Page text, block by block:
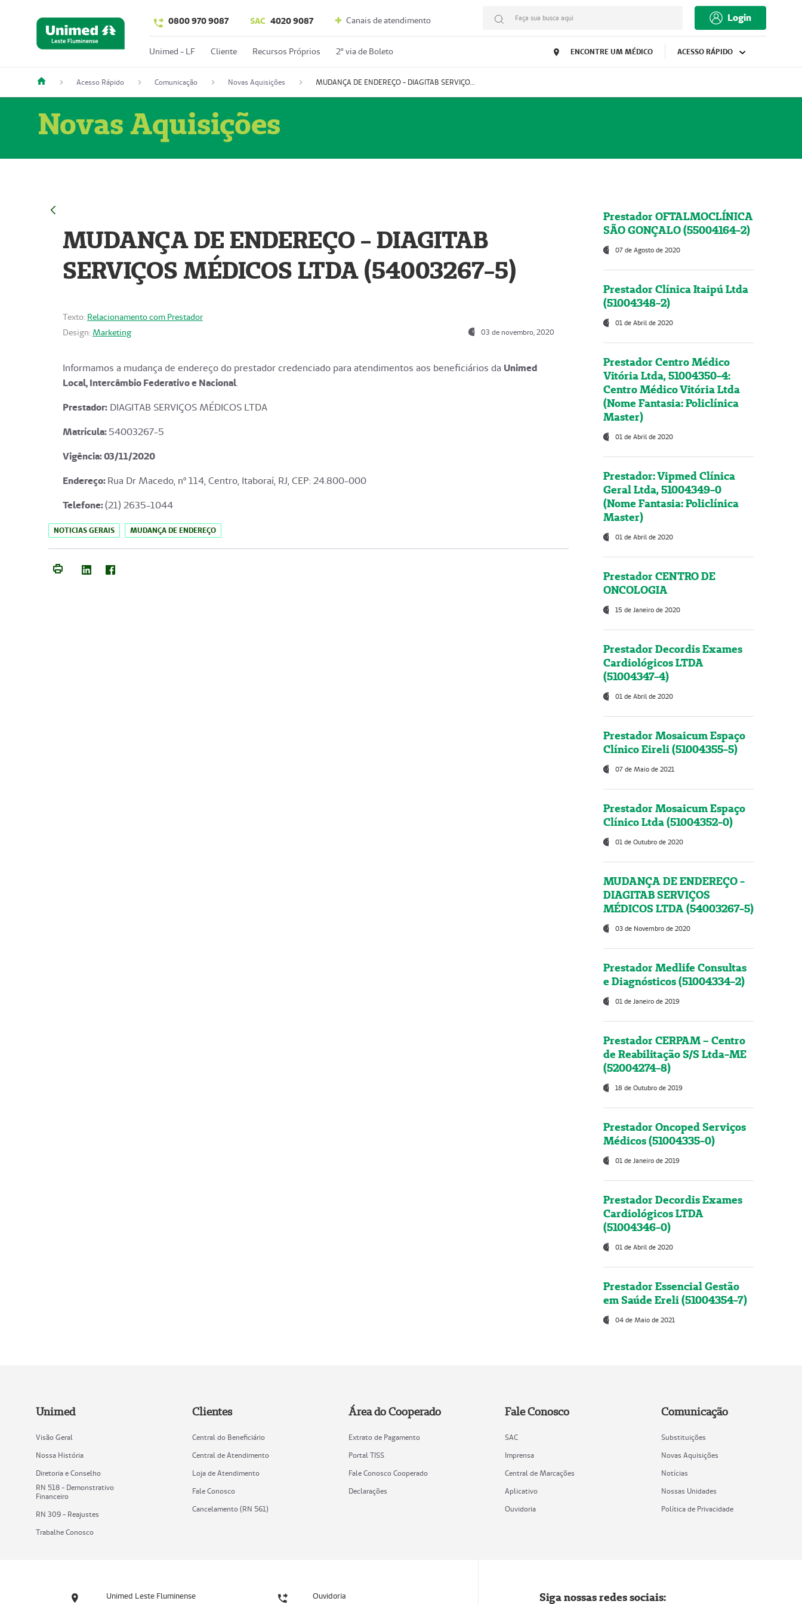
0800 970 9087 SAC 4020 9087 Canais de atendimento Faça sua busca aqui Login
Unimed - LF Cliente Recursos Próprios 2º via de Boleto ENCONTRE UM MÉDICO ACESSO RÁPIDO
Acesso Rápido Comunicação Novas Aquisições MUDANÇA DE ENDEREÇO - DIAGITAB SERVIÇOS MÉDICOS LTDA (54003267-5)
Novas Aquisições
MUDANÇA DE ENDEREÇO - DIAGITAB
SERVIÇOS MÉDICOS LTDA (54003267-5)
Texto: Relacionamento com Prestador
Design: Marketing 03 de novembro, 2020
Informamos a mudança de endereço do prestador credenciado para atendimentos aos beneficiários da Unimed
Local, Intercâmbio Federativo e Nacional.
Prestador: DIAGITAB SERVIÇOS MÉDICOS LTDA
Matrícula:54003267-5
Vigência: 03/11/2020
Endereço:Rua Dr Macedo, nº 114, Centro, Itaboraí, RJ, CEP: 24.800-000
Telefone:(21) 2635-1044
NOTICIAS GERAIS MUDANÇA DE ENDEREÇO
Prestador OFTALMOCLÍNICA
SÃO GONÇALO (55004164-2)
07 de Agosto de 2020
Prestador Clínica Itaipú Ltda
(51004348-2)
01 de Abril de 2020
Prestador Centro Médico
Vitória Ltda, 51004350-4:
Centro Médico Vitória Ltda
(Nome Fantasia: Policlínica
Master)
01 de Abril de 2020
Prestador: Vipmed Clínica
Geral Ltda, 51004349-0
(Nome Fantasia: Policlínica
Master)
01 de Abril de 2020
Prestador CENTRO DE
ONCOLOGIA
15 de Janeiro de 2020
Prestador Decordis Exames
Cardiológicos LTDA
(51004347-4)
01 de Abril de 2020
Prestador Mosaicum Espaço
Clínico Eireli (51004355-5)
07 de Maio de 2021
Prestador Mosaicum Espaço
Clínico Ltda (51004352-0)
01 de Outubro de 2020
MUDANÇA DE ENDEREÇO -
DIAGITAB SERVIÇOS
MÉDICOS LTDA (54003267-5)
03 de Novembro de 2020
Prestador Medlife Consultas
e Diagnósticos (51004334-2)
01 de Janeiro de 2019
Prestador CERPAM – Centro
de Reabilitação S/S Ltda-ME
(52004274-8)
18 de Outubro de 2019
Prestador Oncoped Serviços
Médicos (51004335-0)
01 de Janeiro de 2019
Prestador Decordis Exames
Cardiológicos LTDA
(51004346-0)
01 de Abril de 2020
Prestador Essencial Gestão
em Saúde Ereli (51004354-7)
04 de Maio de 2021
Unimed
Visão Geral
Nossa História
Diretoria e Conselho
RN 518 - Demonstrativo
Financeiro
RN 309 - Reajustes
Trabalhe Conosco
Clientes
Central do Beneficiário
Central de Atendimento
Loja de Atendimento
Fale Conosco
Cancelamento (RN 561)
Área do Cooperado
Extrato de Pagamento
Portal TISS
Fale Conosco Cooperado
Declarações
Fale Conosco
SAC
Imprensa
Central de Marcações
Aplicativo
Ouvidoria
Comunicação
Substituições
Novas Aquisições
Notícias
Nossas Unidades
Política de Privacidade
Unimed Leste Fluminense Ouvidoria Siga nossas redes sociais: